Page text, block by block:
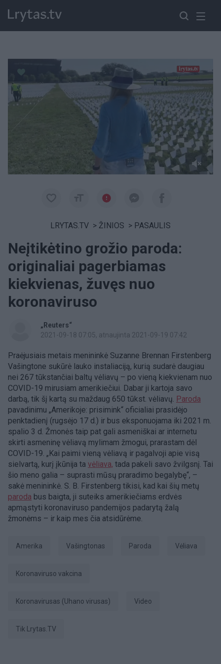
Paremkite Ukrainą
LRYTAS.TV > ŽINIOS > PASAULIS
Neįtikėtino grožio paroda:
originaliai pagerbiamas
kiekvienas, žuvęs nuo
koronaviruso
„Reuters“
2021-09-18 07:05, atnaujinta 2021-09-19 07:42
Praėjusiais metais menininkė Suzanne Brennan Firstenberg
Vašingtone sukūrė lauko instaliaciją, kurią sudarė daugiau
nei 267 tūkstančiai baltų vėliavų – po vieną kiekvienam nuo
COVID-19 mirusiam amerikiečiui. Dabar ji kartoja savo
darbą, tik šį kartą su maždaug 650 tūkst. vėliavų. Paroda
pavadinimu „Amerikoje: prisimink“ oficialiai prasidėjo
penktadienį (rugsėjo 17 d.) ir bus eksponuojama iki 2021 m.
spalio 3 d. Žmonės taip pat gali asmeniškai ar internetu
skirti asmeninę vėliavą mylimam žmogui, prarastam dėl
COVID-19. „Kai paimi vieną vėliavą ir pagalvoji apie visą
sielvartą, kurį įkūnija ta vėliava, tada pakeli savo žvilgsnį. Tai
šio meno galia – suprasti mūsų praradimo begalybę“, –
sakė menininkė. S. B. Firstenberg tikisi, kad kai šių metų
paroda bus baigta, ji suteiks amerikiečiams erdvės
apmąstyti koronaviruso pandemijos padarytą žalą
žmonėms – ir kaip mes čia atsidūrėme.
Amerika Vašingtonas Paroda vėliava
Koronaviruso vakcina
koronavirusas (Uhano virusas) Video
tik Lrytas.TV